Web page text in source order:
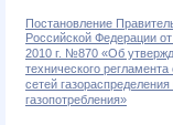
Постановление
Российской Федерации
2010 г. №870 «Об
технического
сетей газораспределения
газопотребления»